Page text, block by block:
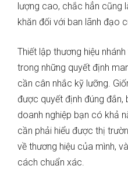
lượng cao, chắc hẳn cũng
khăn đối với ban lãnh đạo
Thiết lập thương hiệu
trong những quyết định
cần cân nhắc kỹ lưỡng.
được quyết định đúng
doanh nghiệp bạn có khả
cần phải hiểu được thị
về thương hiệu của mình,
cách chuẩn xác.